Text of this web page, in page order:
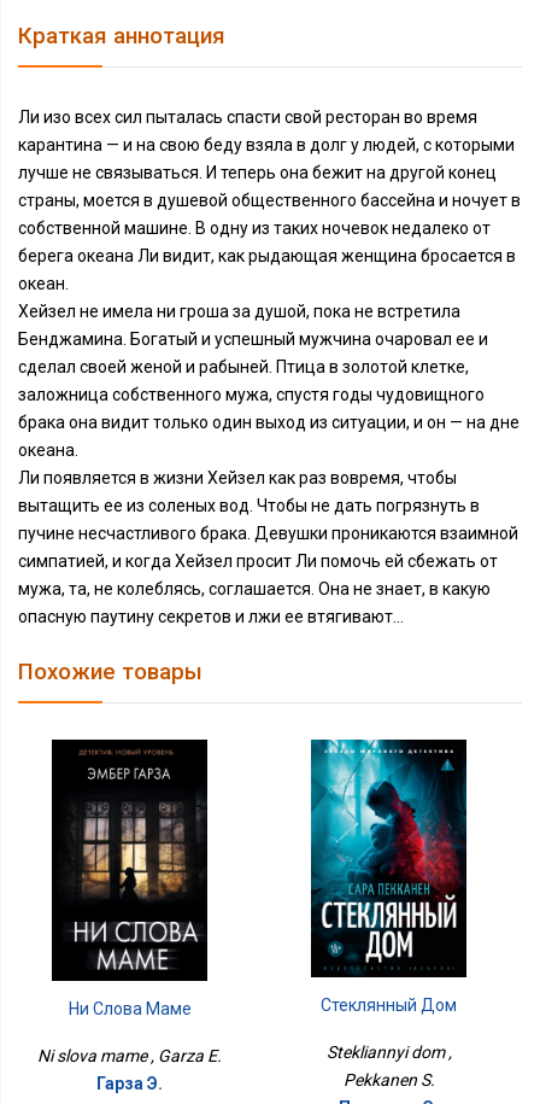
Краткая аннотация
Ли изо всех сил пыталась спасти свой ресторан во время
карантина — и на свою беду взяла в долг у людей, с которыми
лучше не связываться. И теперь она бежит на другой конец
страны, моется в душевой общественного бассейна и ночует в
собственной машине. В одну из таких ночевок недалеко от
берега океана Ли видит, как рыдающая женщина бросается в
океан.
Хейзел не имела ни гроша за душой, пока не встретила
Бенджамина. Богатый и успешный мужчина очаровал ее и
сделал своей женой и рабыней. Птица в золотой клетке,
заложница собственного мужа, спустя годы чудовищного
брака она видит только один выход из ситуации, и он — на дне
океана.
Ли появляется в жизни Хейзел как раз вовремя, чтобы
вытащить ее из соленых вод. Чтобы не дать погрязнуть в
пучине несчастливого брака. Девушки проникаются взаимной
симпатией, и когда Хейзел просит Ли помочь ей сбежать от
мужа, та, не колеблясь, соглашается. Она не знает, в какую
опасную паутину секретов и лжи ее втягивают…
Похожие товары
Ни Слова Маме
Ni slova mame , Garza E.
Гарза Э.
Стеклянный Дом
Stekliannyi dom ,
Pekkanen S.